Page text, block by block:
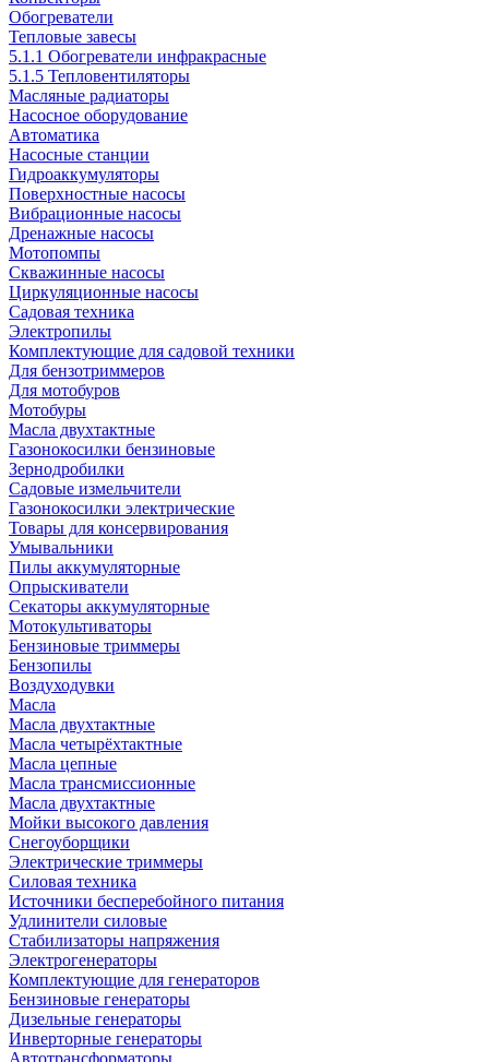
Обогреватели
Тепловые завесы
5.1.1 Обогреватели инфракрасные
5.1.5 Тепловентиляторы
Масляные радиаторы
Насосное оборудование
Автоматика
Насосные станции
Гидроаккумуляторы
Поверхностные насосы
Вибрационные насосы
Дренажные насосы
Мотопомпы
Скважинные насосы
Циркуляционные насосы
Садовая техника
Электропилы
Комплектующие для садовой техники
Для бензотриммеров
Для мотобуров
Мотобуры
Масла двухтактные
Газонокосилки бензиновые
Зернодробилки
Садовые измельчители
Газонокосилки электрические
Товары для консервирования
Умывальники
Пилы аккумуляторные
Опрыскиватели
Секаторы аккумуляторные
Мотокультиваторы
Бензиновые триммеры
Бензопилы
Воздуходувки
Масла
Масла двухтактные
Масла четырёхтактные
Масла цепные
Масла трансмиссионные
Масла двухтактные
Мойки высокого давления
Снегоуборщики
Электрические триммеры
Силовая техника
Источники бесперебойного питания
Удлинители силовые
Стабилизаторы напряжения
Электрогенераторы
Комплектующие для генераторов
Бензиновые генераторы
Дизельные генераторы
Инверторные генераторы
Автотрансформаторы